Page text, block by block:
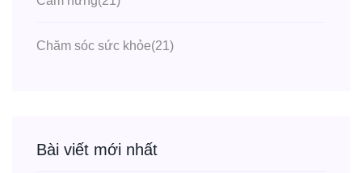
Chăm sóc sức khỏe(21)
Bài viết mới nhất